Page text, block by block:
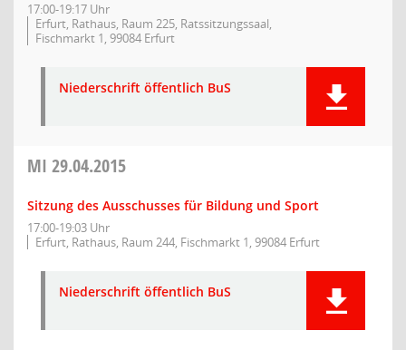
17:00-19:17 Uhr
Erfurt, Rathaus, Raum 225, Ratssitzungssaal,
Fischmarkt 1, 99084 Erfurt
Niederschrift öffentlich BuS
MI 29.04.2015
Sitzung des Ausschusses für Bildung und Sport
17:00-19:03 Uhr
Erfurt, Rathaus, Raum 244, Fischmarkt 1, 99084 Erfurt
Niederschrift öffentlich BuS